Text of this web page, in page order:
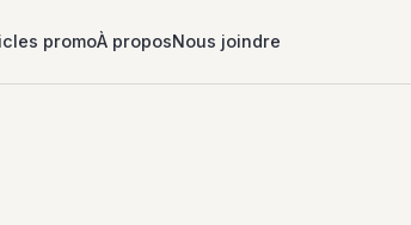
promoÀ proposNous joindre